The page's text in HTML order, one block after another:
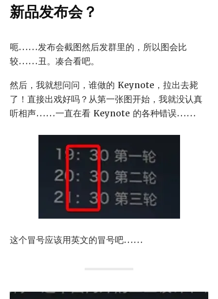
新品发布会？
呃……发布会截图然后发群里的，所以图会比
较……丑。凑合看吧。
然后，我就想问问，谁做的 Keynote，拉出去毙
了！直接出戏好吗？从第一张图开始，我就没认真
听相声……一直在看 Keynote 的各种错误……
这个冒号应该用英文的冒号吧……